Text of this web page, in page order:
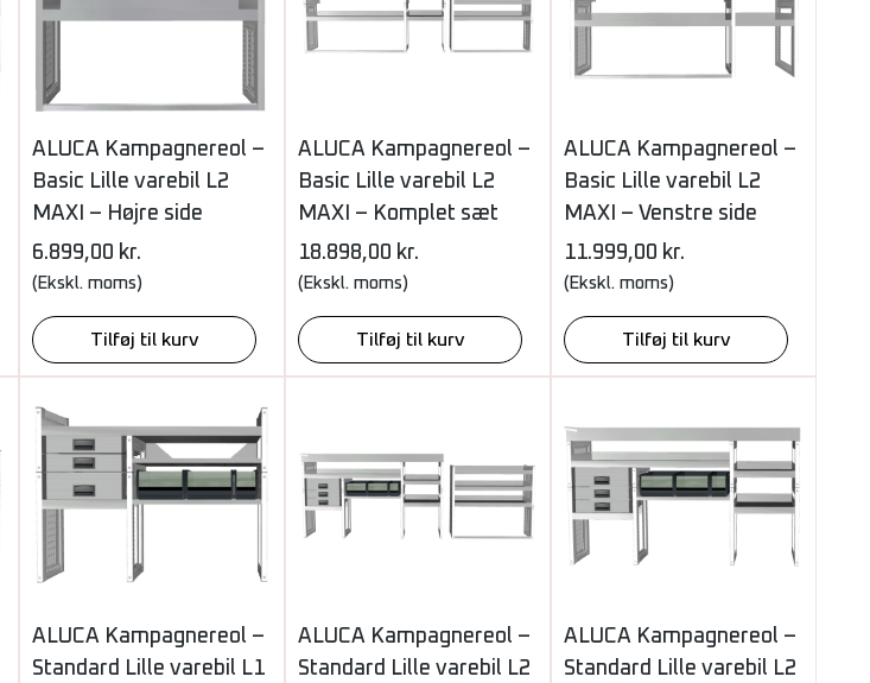
ALUCA Kampagnereol –
Basic Lille varebil L2
MAXI – Højre side
6.899,00 kr.
(Ekskl. moms)
Tilføj til kurv
ALUCA Kampagnereol –
Basic Lille varebil L2
MAXI – Komplet sæt
18.898,00 kr.
(Ekskl. moms)
Tilføj til kurv
ALUCA Kampagnereol –
Basic Lille varebil L2
MAXI – Venstre side
11.999,00 kr.
(Ekskl. moms)
Tilføj til kurv
ALUCA Kampagnereol –
Standard Lille varebil L1
ALUCA Kampagnereol –
Standard Lille varebil L2
ALUCA Kampagnereol –
Standard Lille varebil L2